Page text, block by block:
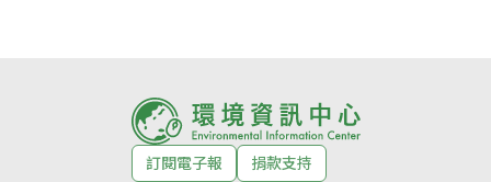
訂閱電子報 捐款支持